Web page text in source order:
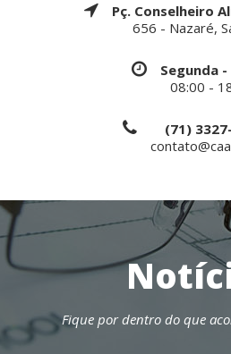
Pç. Conselheiro
656 - Nazaré,
Segunda
08:00 -
(71)
Fique por dentro do que